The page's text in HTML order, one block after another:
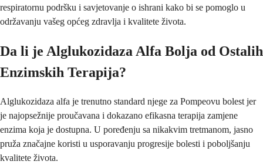
respiratornu podršku i savjetovanje o ishrani kako bi se pomoglo u
održavanju vašeg općeg zdravlja i kvalitete života.
Da li je Alglukozidaza Alfa Bolja od Ostalih
Enzimskih Terapija?
Alglukozidaza alfa je trenutno standard njege za Pompeovu bolest jer
je najopsežnije proučavana i dokazano efikasna terapija zamjene
enzima koja je dostupna. U poređenju sa nikakvim tretmanom, jasno
pruža značajne koristi u usporavanju progresije bolesti i poboljšanju
kvalitete života.